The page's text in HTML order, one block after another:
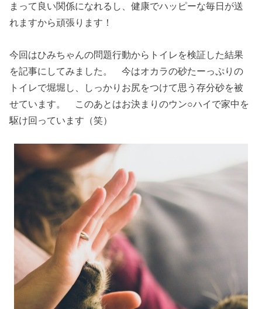
まって良い関係になれるし、健康でハッピーな毎日が送
れますから頑張ります！
今回はひみちゃんの問題行動からトイレを検証した結果
を記事にしてみました。 今はオカラの砂たーっぷりの
トイレで堀堀し、しっかりお尻をつけて思う存分砂を被
せています。 このあとはお決まりのウン○ハイで家中を
駆け回っています（笑）